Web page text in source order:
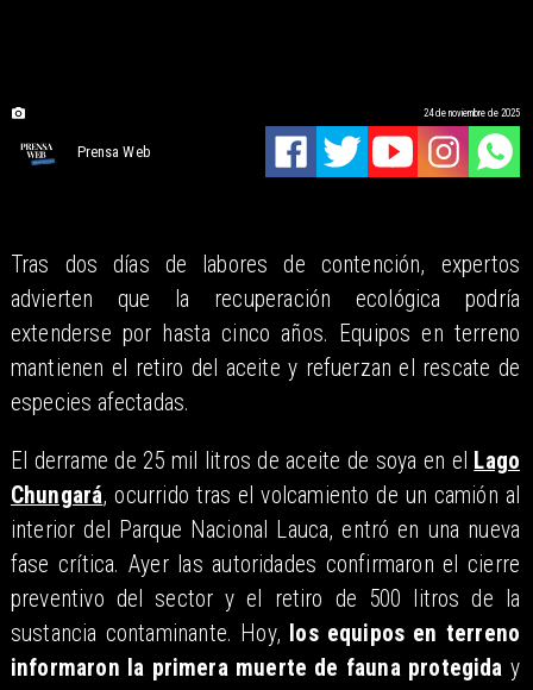
Prensa Web
24 de noviembre de 2025
Tras dos días de labores de contención, expertos
advierten que la recuperación ecológica podría
extenderse por hasta cinco años. Equipos en terreno
mantienen el retiro del aceite y refuerzan el rescate de
especies afectadas.
El derrame de 25 mil litros de aceite de soya en el Lago
Chungará, ocurrido tras el volcamiento de un camión al
interior del Parque Nacional Lauca, entró en una nueva
fase crítica. Ayer las autoridades confirmaron el cierre
preventivo del sector y el retiro de 500 litros de la
sustancia contaminante. Hoy,
los equipos en terreno
informaron la primera muerte de fauna protegida y